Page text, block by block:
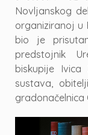
Novljanskog
organiziranoj u
bio je
predstojnik
biskupije Ivica
sustava,
gradonačelnica